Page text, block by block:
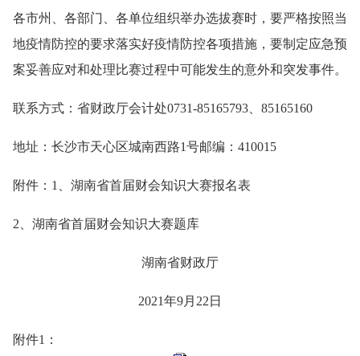
各市州、各部门、各单位组织举办选拔赛时，要严格按照当
地疫情防控的要求落实好疫情防控各项措施，要制定应急预
案妥善应对和处理比赛过程中可能发生的意外和突发事件。
联系方式：省财政厅会计处0731-85165793、85165160
地址：长沙市天心区城南西路1号邮编：410015
附件：1、湖南省首届财会知识大赛报名表
2、湖南省首届财会知识大赛题库
湖南省财政厅
2021年9月22日
附件1：